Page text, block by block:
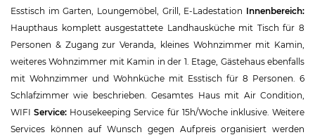
Esstisch im Garten, Loungemöbel, Grill, E-Ladestation Innenbereich:
Haupthaus komplett ausgestattete Landhausküche mit Tisch für 8
Personen & Zugang zur Veranda, kleines Wohnzimmer mit Kamin,
weiteres Wohnzimmer mit Kamin in der 1. Etage, Gästehaus ebenfalls
mit Wohnzimmer und Wohnküche mit Esstisch für 8 Personen. 6
Schlafzimmer wie beschrieben. Gesamtes Haus mit Air Condition,
WIFIService: Housekeeping Service für 15h/Woche inklusive. Weitere
Services können auf Wunsch gegen Aufpreis organisiert werden